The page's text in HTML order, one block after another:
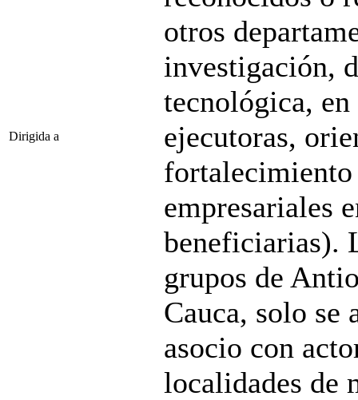
Dirigida a
otros
investigación,
tecnológica,
ejecutoras,
fortalecimiento
empresariales
beneficiarias).
grupos de
Cauca, solo se
asocio con
localidades de